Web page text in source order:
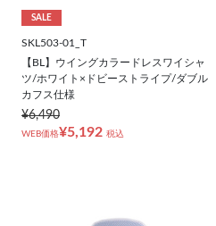
SALE
SKL503-01_T
【BL】ウイングカラードレスワイシャ
ツ/ホワイト×ドビーストライプ/ダブル
カフス仕様
¥6,490
WEB価格¥5,192 税込